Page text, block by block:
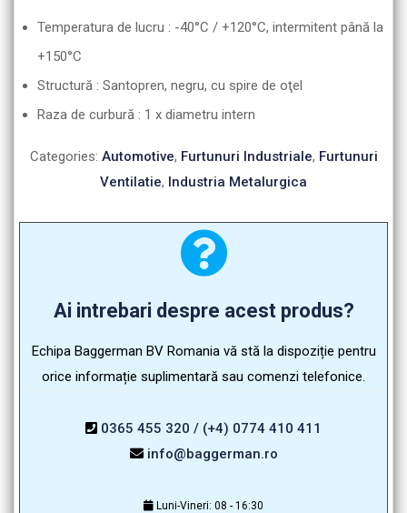
Temperatura de lucru : -40°C / +120°C, intermitent până la
+150°C
Structură : Santopren, negru, cu spire de oţel
Raza de curbură : 1 x diametru intern
Categories: Automotive, Furtunuri Industriale, Furtunuri
Ventilatie, Industria Metalurgica
Ai intrebari despre acest produs?
Echipa Baggerman BV Romania vă stă la dispoziție pentru
orice informație suplimentară sau comenzi telefonice.
0365 455 320 / (+4) 0774 410 411
info@baggerman.ro
Luni-Vineri: 08 - 16:30